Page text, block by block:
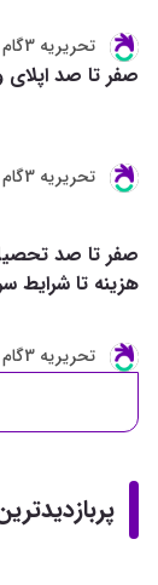
تحريريه 3گام
صفر تا صد
تحريريه 3گام
صفر تا صد
هزینه تا شرایط
تحريريه 3گام